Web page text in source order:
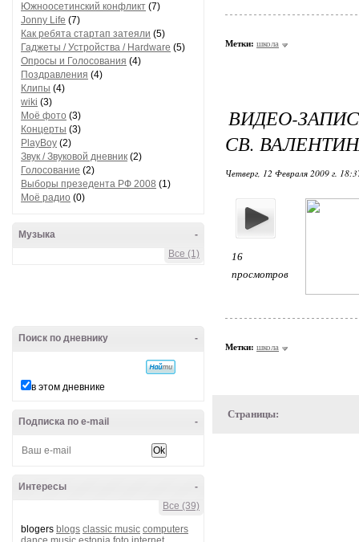
Южноосетинский конфликт (7)
Jonny Life (7)
Как ребята стартап затеяли (5)
Гаджеты / Устройства / Hardware (5)
Опросы и Голосования (4)
Поздравления (4)
Клипы (4)
wiki (3)
Моё фото (3)
Концерты (3)
PlayBoy (2)
Звук / Звуковой дневник (2)
Голосование (2)
Выборы презедента РФ 2008 (1)
Моё радио (0)
-
Музыка
Все (1)
-
Поиск по дневнику
в этом дневнике
-
Подписка по e-mail
-
Интересы
Все (39)
blogers blogs classic music computers
Метки: школа
ВИДЕО-
СВ.
Четверг, 12 Февраля 2009 г.
16
просмотров
Метки: школа
Страницы: